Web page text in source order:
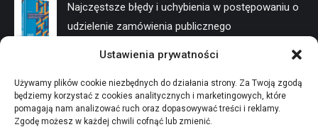
Ustawienia prywatności
Używamy plików cookie niezbędnych do działania strony. Za Twoją zgodą
będziemy korzystać z cookies analitycznych i marketingowych, które
pomagają nam analizować ruch oraz dopasowywać treści i reklamy.
Zgodę możesz w każdej chwili cofnąć lub zmienić.
Najczęstsze błędy i uchybienia w postępowaniu o
udzielenie zamówienia publicznego
128.00zł
Negocjacje w trybach konkurencyjnych
128.00 zł